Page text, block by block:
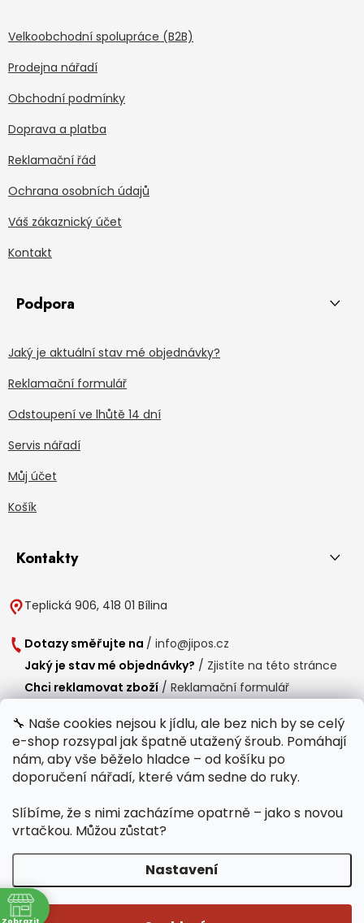
🔧 Naše cookies nejsou k jídlu, ale bez nich by se celý
e-shop rozsypal jak špatně utažený šroub. Pomáhají
nám, aby vše běželo hladce – od košíku po
doporučení nářadí, které vám sedne do ruky.
Slíbíme, že s nimi zacházíme opatrně – jako s novou
vrtačkou. Můžou zůstat?
Nastavení
Velkoobchodní spolupráce (B2B)
Prodejna nářadí
Obchodní podmínky
Doprava a platba
Reklamační řád
Ochrana osobních údajů
Váš zákaznický účet
Kontakt
Podpora
Jaký je aktuální stav mé objednávky?
Reklamační formulář
Odstoupení ve lhůtě 14 dní
Servis nářadí
Můj účet
Košík
Kontakty
Teplická 906, 418 01 Bílina
Dotazy směřujte na / info@jipos.cz
Jaký je stav mé objednávky? / Zjistíte na této stránce
Chci reklamovat zboží / Reklamační formulář
Provozní doba
Po-Čt /
8:00 - 15:00
Polední přestávka /11:00 - 11:30
Copyright 2026Jipos.cz. Všechna práva vyhrazena.Upravit nastavení
cookies